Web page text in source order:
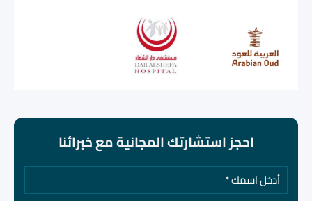
احجز استشارتك المجانية مع خبرائنا